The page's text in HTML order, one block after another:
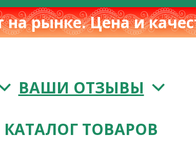
на рынке. Цена и
ВАШИ ОТЗЫВЫ
КАТАЛОГ ТОВАРОВ